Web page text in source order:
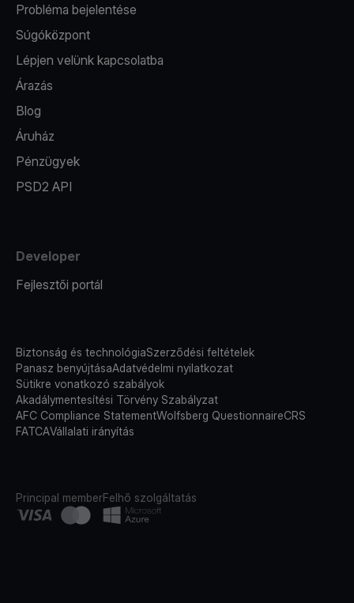
Probléma bejelentése
Súgóközpont
Lépjen velünk kapcsolatba
Árazás
Blog
Áruház
Pénzügyek
PSD2 API
Developer
Fejlesztői portál
Biztonság és technológiaSzerződési feltételek
Panasz benyújtásaAdatvédelmi nyilatkozat
Sütikre vonatkozó szabályok
Akadálymentesítési Törvény Szabályzat
AFC Compliance StatementWolfsberg QuestionnaireCRS
FATCAVállalati irányítás
Principal memberFelhő szolgáltatás